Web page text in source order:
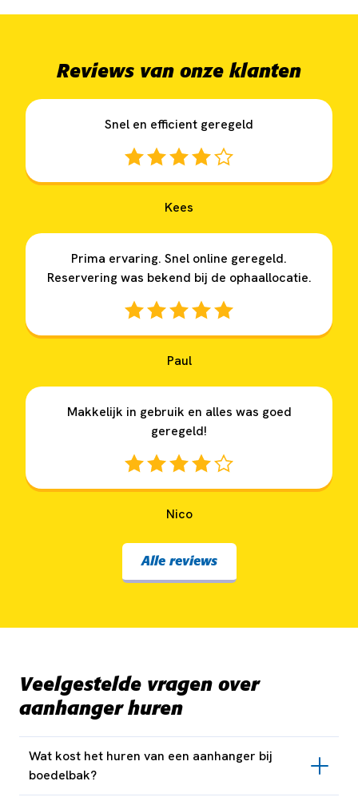
Reviews van onze klanten
Snel en efficient geregeld
Kees
Prima ervaring. Snel online geregeld.
Reservering was bekend bij de ophaallocatie.
Paul
Makkelijk in gebruik en alles was goed
geregeld!
Nico
Alle reviews
Veelgestelde vragen over
aanhanger huren
Wat kost het huren van een aanhanger bij
boedelbak?